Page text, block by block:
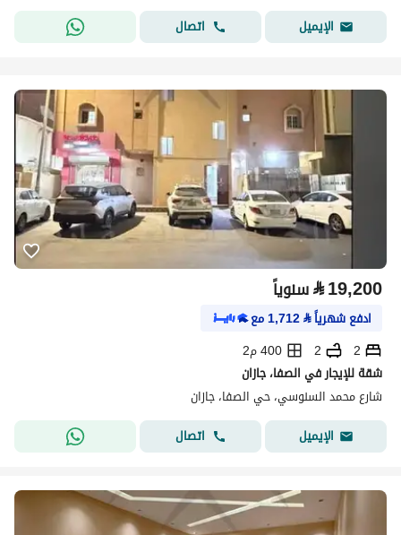
الإيميل
اتصال
⃁19,200 سنوياً
ادفع شهرياً⃁
1,712مع
2
2
400 م2
شقة للإيجار في الصفا، جازان
شارع محمد السنوسي، حي الصفا، جازان
الإيميل
اتصال